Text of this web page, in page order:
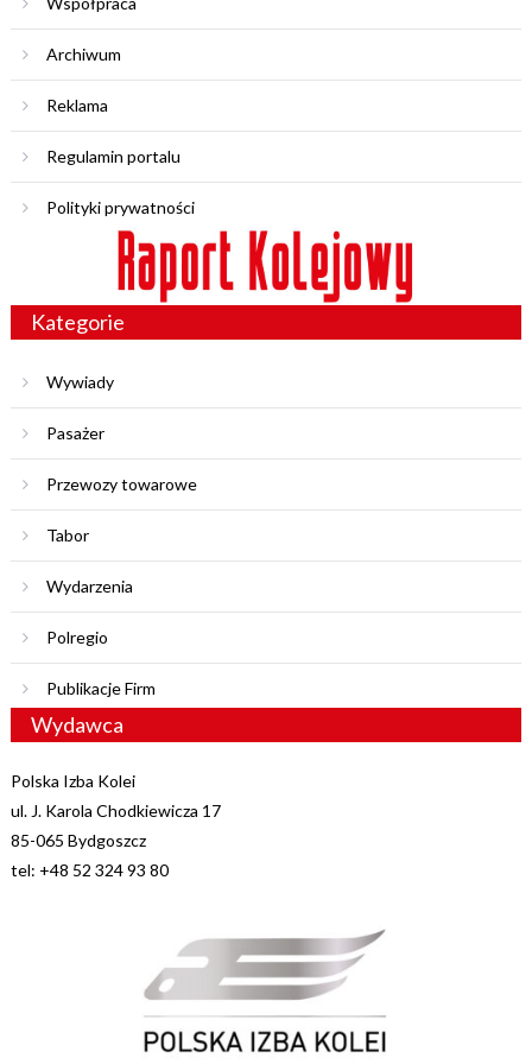
Archiwum
Reklama
Regulamin portalu
Polityki prywatności
Kategorie
Wywiady
Pasażer
Przewozy towarowe
Tabor
Wydarzenia
Polregio
Publikacje Firm
Wydawca
Polska Izba Kolei
ul. J. Karola Chodkiewicza 17
85-065 Bydgoszcz
tel: +48 52 324 93 80